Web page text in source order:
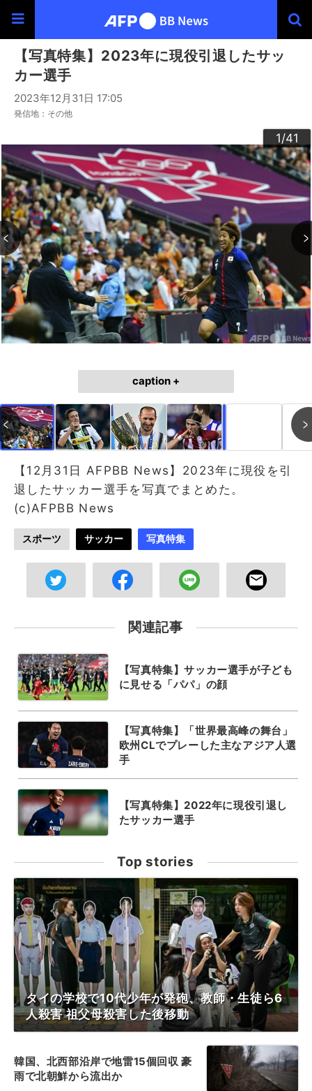
【写真特集】2023年に現役引退したサッ
カー選手
2023年12月31日 17:05
発信地：その他
1/41
2/41
3/41
4/41
5/41
6/41
7/41
8/41
9/41
10/41
11/41
12/41
13/41
14/41
15/41
16/41
17/41
18/41
19/41
20/41
21/41
22/41
23/41
24/41
25/41
26/41
27/41
28/41
29/41
30/41
31/41
32/41
33/41
34/41
35/41
36/41
37/41
38/41
39/41
40/41
41/41
caption +
成中 画像作成中
【12月31日 AFPBB News】2023年に現役を引
退したサッカー選手を写真でまとめた。
(c)AFPBB News
スポーツ サッカー 写真特集
関連記事
【写真特集】サッカー選手が子ども
に見せる「パパ」の顔
【写真特集】「世界最高峰の舞台」
欧州CLでプレーした主なアジア人選
手
【写真特集】2022年に現役引退し
たサッカー選手
Top stories
タイの学校で10代少年が発砲、教師・生徒ら6
人殺害 祖父母殺害した後移動
韓国、北西部沿岸で地雷15個回収 豪
雨で北朝鮮から流出か